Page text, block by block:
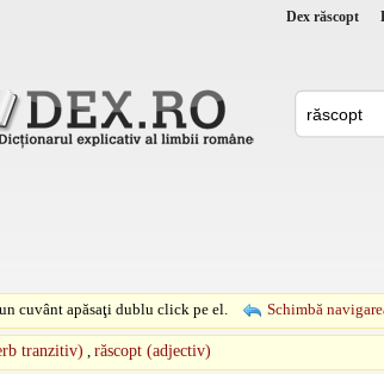
Dex răscopt
cuvânt apăsaţi dublu click pe el. Schimbă
tranzitiv) răscopt (adjectiv)